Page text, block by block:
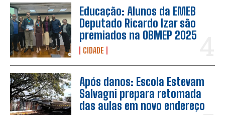
Educação: Alunos da EMEB
Deputado Ricardo Izar são
premiados na OBMEP 2025
CIDADE
Após danos: Escola Estevam
Salvagni prepara retomada
das aulas em novo endereço